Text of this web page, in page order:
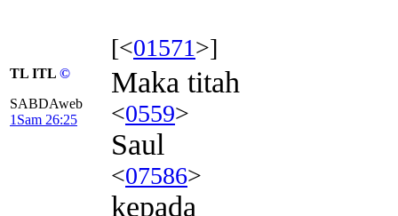
[<01571>]
TL ITL ©
SABDAweb
1Sam 26:25
Maka titah
<0559>
Saul
<07586>
kepada